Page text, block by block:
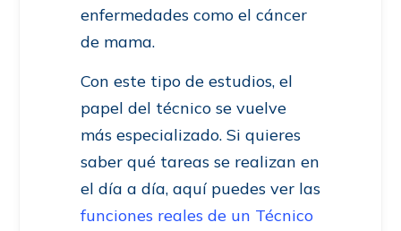
enfermedades como el cáncer
de mama.
Con este tipo de estudios, el
papel del técnico se vuelve
más especializado. Si quieres
saber qué tareas se realizan en
el día a día, aquí puedes ver las
funciones reales de un Técnico